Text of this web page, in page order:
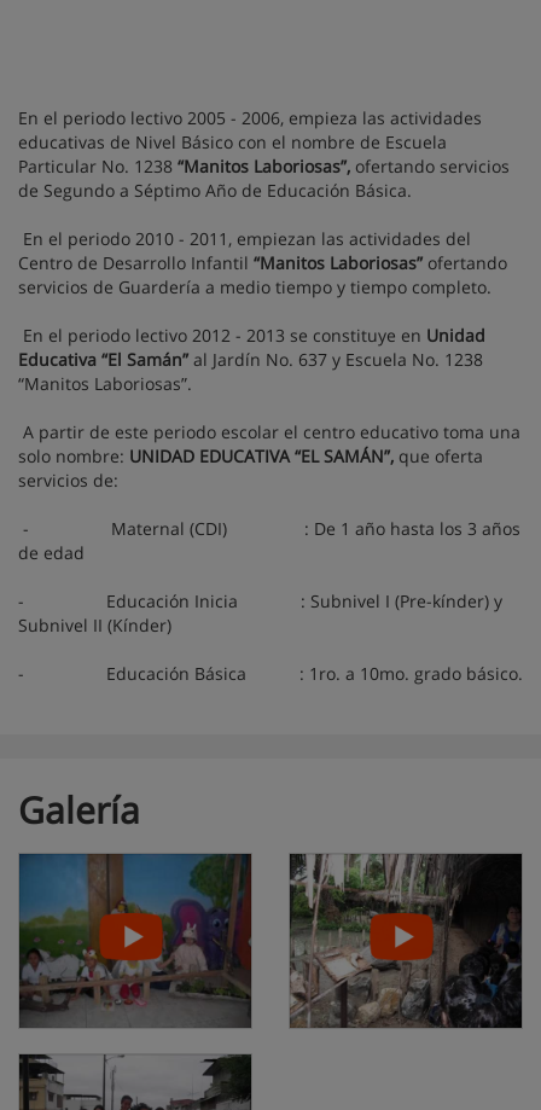
En el periodo lectivo 2005 - 2006, empieza las actividades
educativas de Nivel Básico con el nombre de Escuela
Particular No. 1238 “Manitos Laboriosas”, ofertando servicios
de Segundo a Séptimo Año de Educación Básica.
En el periodo 2010 - 2011, empiezan las actividades del
Centro de Desarrollo Infantil “Manitos Laboriosas” ofertando
servicios de Guardería a medio tiempo y tiempo completo.
En el periodo lectivo 2012 - 2013 se constituye en Unidad
Educativa “El Samán” al Jardín No. 637 y Escuela No. 1238
“Manitos Laboriosas”.
A partir de este periodo escolar el centro educativo toma una
solo nombre: UNIDAD EDUCATIVA “EL SAMÁN”, que oferta
servicios de:
-
Maternal (CDI) : De 1 año hasta los 3 años
de edad
-
Educación Inicia : Subnivel I (Pre-kínder) y
Subnivel II (Kínder)
- Educación Básica : 1ro. a 10mo. grado básico.
Galería